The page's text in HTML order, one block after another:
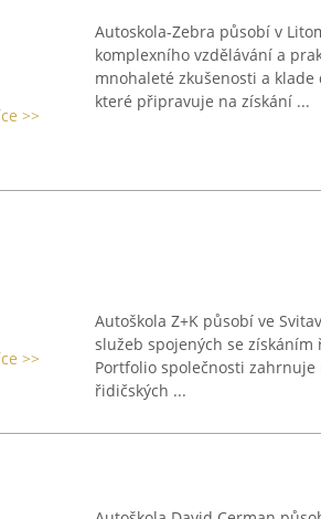
>>
Autoskola-Zebra působí v
komplexního vzdělávání a
mnohaleté zkušenosti a
které připravuje na získání ...
>>
Autoškola Z+K působí ve
služeb spojených se
Portfolio společnosti
řidičských ...